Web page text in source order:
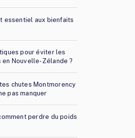
essentiel aux bienfaits
pour éviter les
Nouvelle-Zélande ?
chutes Montmorency
pas manquer
perdre du poids